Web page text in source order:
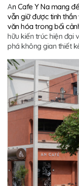
An Cafe Y Na mang
vẫn giữ được tinh thần
văn hóa trong bối
hữu kiến trúc hiện đại
phá không gian thiết